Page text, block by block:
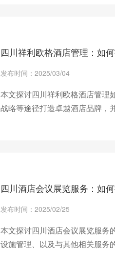
四川祥利欧格酒店管理：如
发布时间：2025/03/04
本文探讨四川祥利欧格酒店管理
战略等途径打造卓越酒店品牌，
四川酒店会议展览服务：如
发布时间：2025/02/25
本文探讨四川酒店会议展览服务
设施管理、以及与其他相关服务